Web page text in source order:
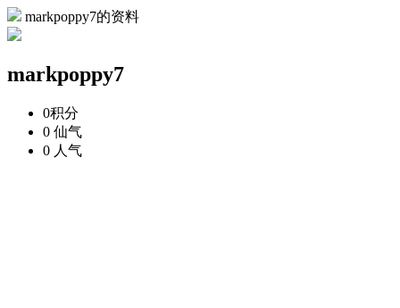
markpoppy7的资料
markpoppy7
0积分
0 仙气
0 人气